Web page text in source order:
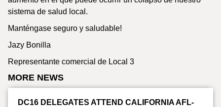
sistema de salud local.
Manténgase seguro y saludable!
Jazy Bonilla
Representante comercial de Local 3
MORE NEWS
DC16 DELEGATES ATTEND CALIFORNIA AFL-